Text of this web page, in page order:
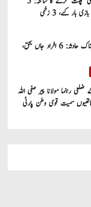
ہار گئے، 3 زخمی
کرک میں المناک حادثہ: 6 افراد جاں بحق،
رہنما مولانا پیر صفی اللہ
سمیت قومی وطن پارٹی